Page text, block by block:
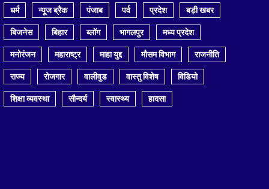
धर्म न्यूज ब्रैक पंजाब पर्व प्रदेश बड़ी खबर
बिजनेस बिहार ब्लॉग भागलपुर मध्य प्रदेश
मनोरंजन महाराष्ट्र माहा युद्द मौसम विभाग राजनीति
राज्य रोजगार वालीवुड वास्तु विशेष विडियो
शिक्षा व्यवस्था सौन्दर्य स्वास्थ्य हादसा